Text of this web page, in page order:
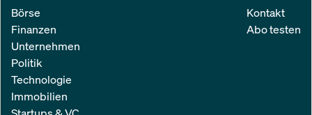
Börse
Finanzen
Unternehmen
Politik
Technologie
Immobilien
Kontakt
Abo testen